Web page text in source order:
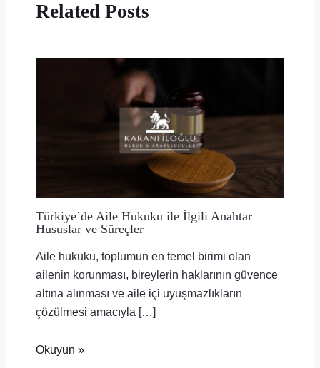
Related Posts
Türkiye’de Aile Hukuku ile İlgili Anahtar
Hususlar ve Süreçler
Aile hukuku, toplumun en temel birimi olan
ailenin korunması, bireylerin haklarının güvence
altına alınması ve aile içi uyuşmazlıkların
çözülmesi amacıyla […]
Okuyun »